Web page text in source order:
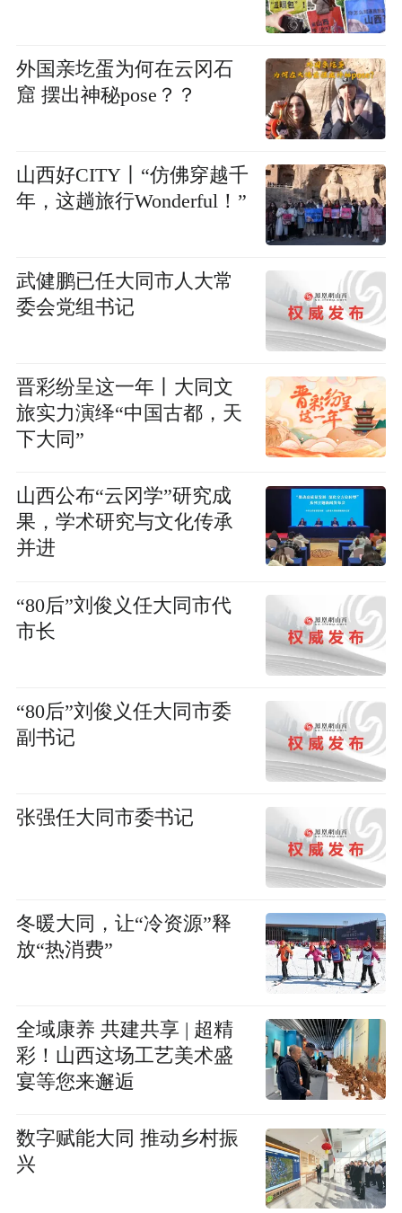
外国亲圪蛋为何在云冈石
窟 摆出神秘pose？？
山西好CITY丨“仿佛穿越千
年，这趟旅行Wonderful！”
武健鹏已任大同市人大常
委会党组书记
晋彩纷呈这一年丨大同文
旅实力演绎“中国古都，天
下大同”
山西公布“云冈学”研究成
果，学术研究与文化传承
并进
“80后”刘俊义任大同市代
市长
“80后”刘俊义任大同市委
副书记
张强任大同市委书记
冬暖大同，让“冷资源”释
放“热消费”
全域康养 共建共享 | 超精
彩！山西这场工艺美术盛
宴等您来邂逅
数字赋能大同 推动乡村振
兴